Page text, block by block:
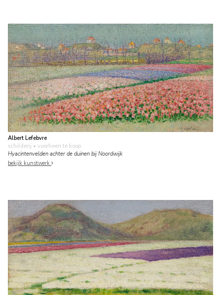
Albert Lefebvre
schilderij • voorheen te koop
Hyacintenvelden achter de duinen bij Noordwijk
bekijk kunstwerk